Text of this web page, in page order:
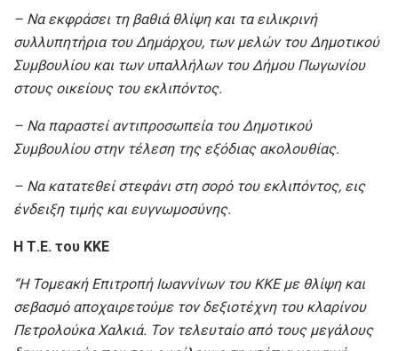
– Να εκφράσει τη βαθιά θλίψη και τα ειλικρινή
συλλυπητήρια του Δημάρχου, των μελών του Δημοτικού
Συμβουλίου και των υπαλλήλων του Δήμου Πωγωνίου
στους οικείους του εκλιπόντος.
– Να παραστεί αντιπροσωπεία του Δημοτικού
Συμβουλίου στην τέλεση της εξόδιας ακολουθίας.
– Να κατατεθεί στεφάνι στη σορό του εκλιπόντος, εις
ένδειξη τιμής και ευγνωμοσύνης.
Η Τ.Ε. του ΚΚΕ
“Η Τομεακή Επιτροπή Ιωαννίνων του ΚΚΕ με θλίψη και
σεβασμό αποχαιρετούμε τον δεξιοτέχνη του κλαρίνου
Πετρολούκα Χαλκιά. Τον τελευταίο από τους μεγάλους